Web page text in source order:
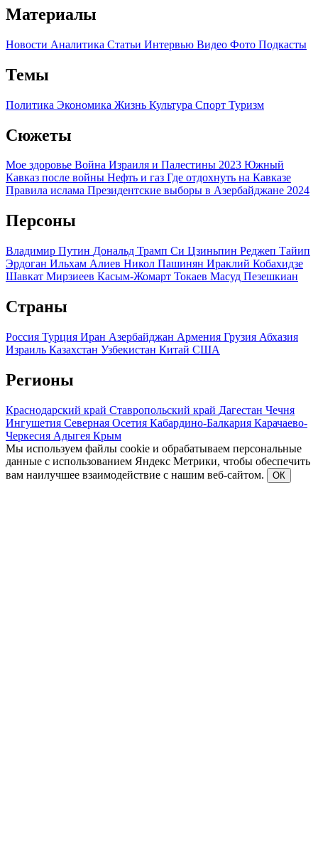
Материалы
Новости Аналитика Статьи Интервью Видео Фото Подкасты
Темы
Политика Экономика Жизнь Культура Спорт Туризм
Сюжеты
Мое здоровье Война Израиля и Палестины 2023 Южный
Кавказ после войны Нефть и газ Где отдохнуть на Кавказе
Правила ислама Президентские выборы в Азербайджане 2024
Персоны
Владимир Путин Дональд Трамп Си Цзиньпин Реджеп Тайип
Эрдоган Ильхам Алиев Никол Пашинян Ираклий Кобахидзе
Шавкат Мирзиеев Касым-Жомарт Токаев Масуд Пезешкиан
Страны
Россия Турция Иран Азербайджан Армения Грузия Абхазия
Израиль Казахстан Узбекистан Китай США
Регионы
Краснодарский край Ставропольский край Дагестан Чечня
Ингушетия Северная Осетия Кабардино-Балкария Карачаево-
Черкесия Адыгея Крым
Мы используем файлы cookie и обрабатываем персональные
данные с использованием Яндекс Метрики, чтобы обеспечить
вам наилучшее взаимодействие с нашим веб-сайтом.
ОК